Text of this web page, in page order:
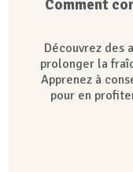
Comment
Découvrez des
prolonger la
Apprenez à
pour en